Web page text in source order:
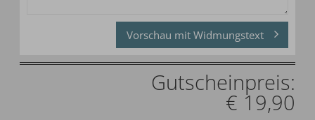
Vorschau mit Widmungstext
Gutscheinpreis:
€ 19,90